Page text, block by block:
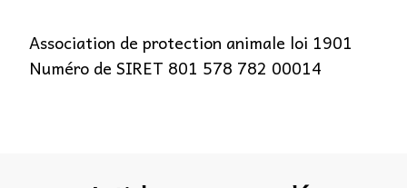
Association de protection animale loi 1901
Numéro de SIRET 801 578 782 00014